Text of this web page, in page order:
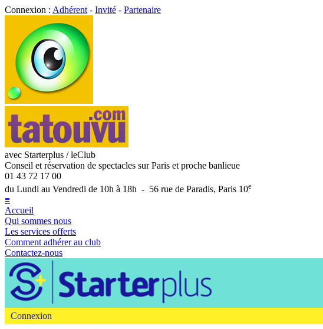
Connexion : Adhérent - Invité - Partenaire
avec Starterplus / leClub
Conseil et réservation de spectacles sur Paris et proche banlieue
01 43 72 17 00
du Lundi au Vendredi de 10h à 18h - 56 rue de Paradis, Paris 10e
≡
Accueil
Qui sommes nous
Les services offerts
Comment adhérer au club
Contactez-nous
Connexion